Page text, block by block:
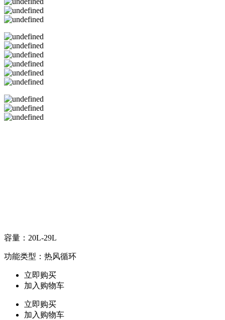
容量：20L-29L
功能类型：热风循环
立即购买
加入购物车
立即购买
加入购物车